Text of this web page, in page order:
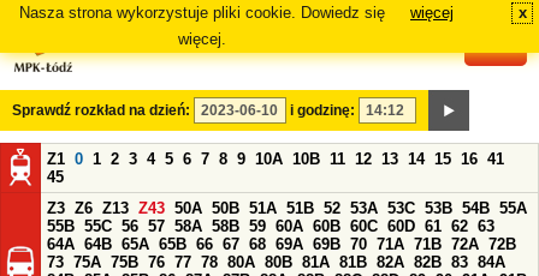
Nasza strona wykorzystuje pliki cookie. Dowiedz się
więcej.
więcej x
Sprawdź rozkład na dzień: i godzinę:
Z1 0 1 2 3 4 5 6 7 8 9 10A 10B 11 12 13 14 15 16 41
45
Z3 Z6 Z13 Z43 50A 50B 51A 51B 52 53A 53C 53B 54B 55A
55B 55C 56 57 58A 58B 59 60A 60B 60C 60D 61 62 63
64A 64B 65A 65B 66 67 68 69A 69B 70 71A 71B 72A 72B
73 75A 75B 76 77 78 80A 80B 81A 81B 82A 82B 83 84A